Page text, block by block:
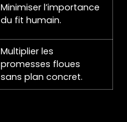
Minimiser l’importance
du fit humain.
Multiplier les
promesses floues
sans plan concret.